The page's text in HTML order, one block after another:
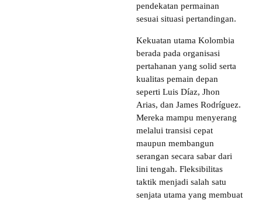
pendekatan permainan
sesuai situasi pertandingan.
Kekuatan utama Kolombia
berada pada organisasi
pertahanan yang solid serta
kualitas pemain depan
seperti Luis Díaz, Jhon
Arias, dan James Rodríguez.
Mereka mampu menyerang
melalui transisi cepat
maupun membangun
serangan secara sabar dari
lini tengah. Fleksibilitas
taktik menjadi salah satu
senjata utama yang membuat